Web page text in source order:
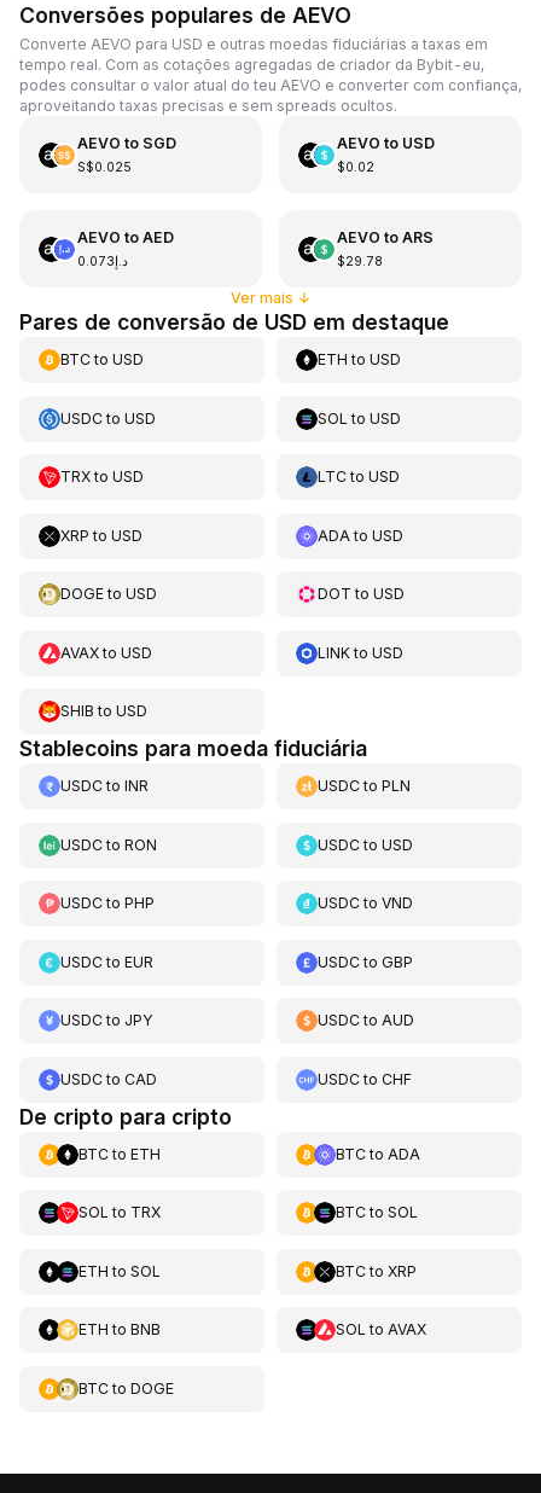
Conversões populares de AEVO
Converte AEVO para USD e outras moedas fiduciárias a taxas em
tempo real. Com as cotações agregadas de criador da Bybit-eu,
podes consultar o valor atual do teu AEVO e converter com confiança,
aproveitando taxas precisas e sem spreads ocultos.
AEVO to SGD
S$0.025
AEVO to USD
$0.02
AEVO to AED
د.إ0.073
AEVO to ARS
$29.78
Ver mais ↓
Pares de conversão de USD em destaque
BTCto USD ETH toUSD
USDCto USD SOL toUSD
TRXto USD LTCtoUSD
XRP to USD ADA toUSD
DOGEto USD DOT toUSD
AVAXto USD LINKtoUSD
SHIB to USD
Stablecoins para moeda fiduciária
USDCto INR USDCtoPLN
USDCto RON USDCtoUSD
USDCto PHP USDCtoVND
USDCto EUR USDCtoGBP
USDCto JPY USDCtoAUD
USDCto CAD USDCtoCHF
De cripto para cripto
BTCto ETH BTCto ADA
SOL to TRX BTCto SOL
ETH to SOL BTCto XRP
ETH to BNB SOL to AVAX
BTCto DOGE